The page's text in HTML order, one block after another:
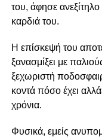
του, άφησε
καρδιά του.
Η επίσκεψή του
ξανασμίξει με
ξεχωριστή
κοντά πόσο έχει
χρόνια.
Φυσικά, εμείς